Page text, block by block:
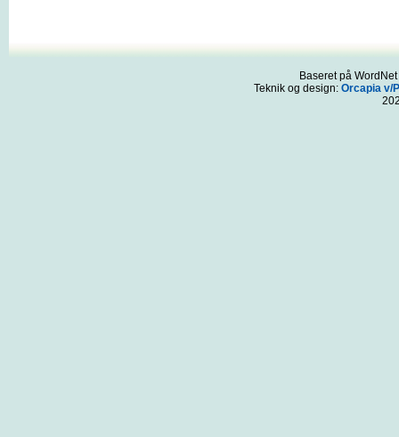
Baseret på
Teknik og design: Orcapia v/